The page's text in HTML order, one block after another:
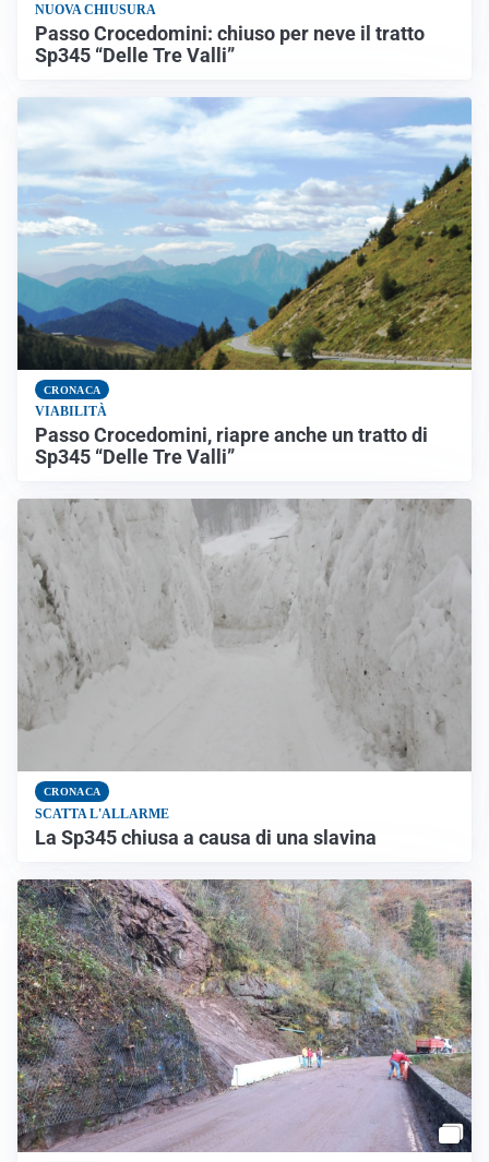
NUOVA CHIUSURA
Passo Crocedomini: chiuso per neve il tratto
Sp345 “Delle Tre Valli”
CRONACA
VIABILITÀ
Passo Crocedomini, riapre anche un tratto di
Sp345 “Delle Tre Valli”
CRONACA
SCATTA L'ALLARME
La Sp345 chiusa a causa di una slavina